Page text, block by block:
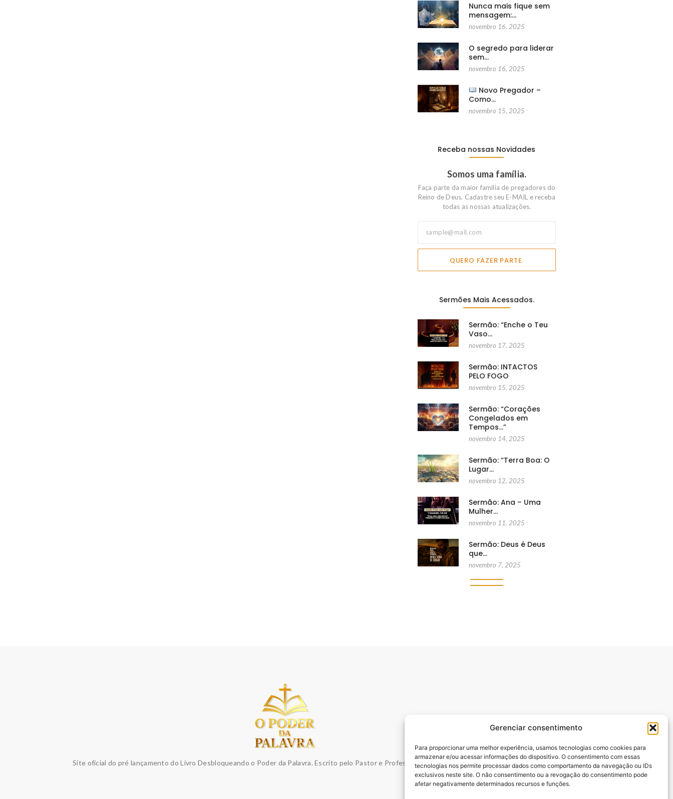
Gerenciar consentimento
Para proporcionar uma melhor experiência, usamos tecnologias como cookies para
armazenar e/ou acessar informações do dispositivo. O consentimento com essas
tecnologias nos permite processar dados como comportamento da navegação ou IDs
exclusivos neste site. O não consentimento ou a revogação do consentimento pode
afetar negativamente determinados recursos e funções.
Nunca mais fique sem
mensagem:…
novembro 16, 2025
O segredo para liderar
sem…
novembro 16, 2025
Novo Pregador –
Como…
novembro 15, 2025
Receba nossas Novidades
Somos uma família.
Faça parte da maior familia de pregadores do
Reino de Deus. Cadastre seu E-MAIL e receba
todas as nossas atualizações.
QUERO FAZER PARTE.
Sermões Mais Acessados.
Sermão: “Enche o Teu
Vaso…
novembro 17, 2025
Sermão: INTACTOS
PELO FOGO
novembro 15, 2025
Sermão: “Corações
Congelados em
Tempos…”
novembro 14, 2025
Sermão: “Terra Boa: O
Lugar…
novembro 12, 2025
Sermão: Ana – Uma
Mulher…
novembro 11, 2025
Sermão: Deus é Deus
que…
novembro 7, 2025
Site oficial do pré lançamento do Livro Desbloqueando o Poder da Palavra. Escrito pelo Pastor e Professor Sydnei Emanuel Batista,.